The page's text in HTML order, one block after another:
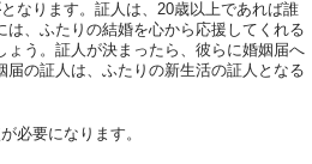
となります。証人は、20歳以上であれば誰
、ふたりの結婚を心から応援してくれる
ょう。証人が決まったら、彼らに婚姻届へ
の証人は、ふたりの新生活の証人となる
必要になります。